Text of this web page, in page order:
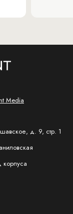
Media
д. 9, стр. 1